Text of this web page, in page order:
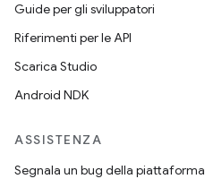
Guide per gli sviluppatori
Riferimenti per le API
Scarica Studio
Android NDK
ASSISTENZA
Segnala un bug della piattaforma